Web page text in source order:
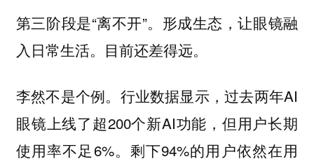
第三阶段是“离不开”。形成生态，让眼镜融
入日常生活。目前还差得远。
李然不是个例。行业数据显示，过去两年AI
眼镜上线了超200个新AI功能，但用户长期
使用率不足6%。剩下94%的用户依然在用